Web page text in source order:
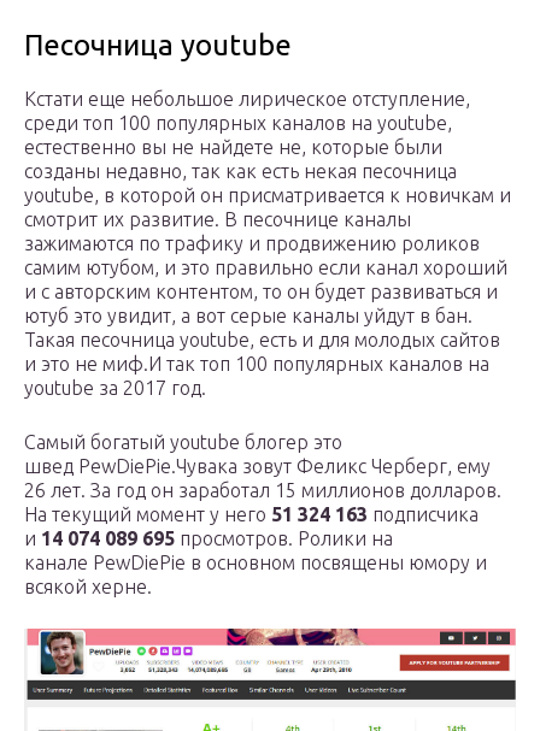
Песочница youtube
Кстати еще небольшое лирическое отступление,
среди топ 100 популярных каналов на youtube,
естественно вы не найдете не, которые были
созданы недавно, так как есть некая песочница
youtube, в которой он присматривается к новичкам и
смотрит их развитие. В песочнице каналы
зажимаются по трафику и продвижению роликов
самим ютубом, и это правильно если канал хороший
и с авторским контентом, то он будет развиваться и
ютуб это увидит, а вот серые каналы уйдут в бан.
Такая песочница youtube, есть и для молодых сайтов
и это не миф.И так топ 100 популярных каналов на
youtube за 2017 год.
Самый богатый youtube блогер это
швед PewDiePie.Чувака зовут Феликс Черберг, ему
26 лет. За год он заработал 15 миллионов долларов.
На текущий момент у него 51 324 163 подписчика
и 14 074 089 695 просмотров. Ролики на
канале PewDiePie в основном посвящены юмору и
всякой херне.